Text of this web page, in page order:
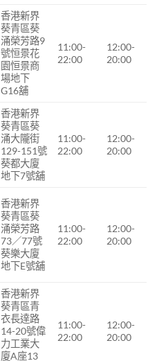
香港新界
葵青區葵
涌榮芳路9
號恒景花
園恒景商
場地下
G16舖
11:00-
22:00
12:00-
20:00
香港新界
葵青區葵
涌大隴街
129-151號
葵都大廈
地下7號舖
11:00-
22:00
12:00-
20:00
香港新界
葵青區葵
涌榮芳路
73／77號
葵樂大廈
地下E號舖
11:00-
22:00
12:00-
20:00
香港新界
葵青區青
衣長達路
14-20號偉
力工業大
廈A座13
11:00-
22:00
12:00-
20:00